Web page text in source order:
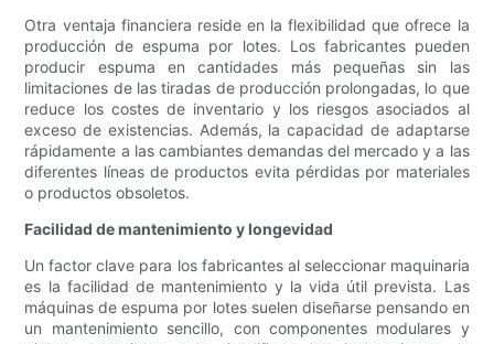
Otra ventaja financiera reside en la flexibilidad que ofrece la
producción de espuma por lotes. Los fabricantes pueden
producir espuma en cantidades más pequeñas sin las
limitaciones de las tiradas de producción prolongadas, lo que
reduce los costes de inventario y los riesgos asociados al
exceso de existencias. Además, la capacidad de adaptarse
rápidamente a las cambiantes demandas del mercado y a las
diferentes líneas de productos evita pérdidas por materiales
o productos obsoletos.
Facilidad de mantenimiento y longevidad
Un factor clave para los fabricantes al seleccionar maquinaria
es la facilidad de mantenimiento y la vida útil prevista. Las
máquinas de espuma por lotes suelen diseñarse pensando en
un mantenimiento sencillo, con componentes modulares y